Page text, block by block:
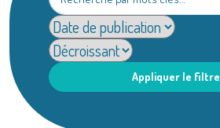
Appliquer le filtre